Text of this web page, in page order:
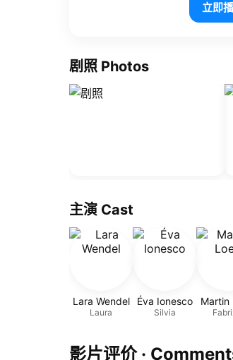
立即
剧照 Photos
主演 Cast
Lara Wendel
Laura
Éva Ionesco
Silvia
Martin
影片评价 ·